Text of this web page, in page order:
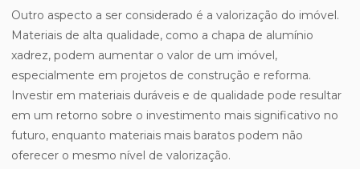
Outro aspecto a ser considerado é a valorização do imóvel.
Materiais de alta qualidade, como a chapa de alumínio
xadrez, podem aumentar o valor de um imóvel,
especialmente em projetos de construção e reforma.
Investir em materiais duráveis e de qualidade pode resultar
em um retorno sobre o investimento mais significativo no
futuro, enquanto materiais mais baratos podem não
oferecer o mesmo nível de valorização.